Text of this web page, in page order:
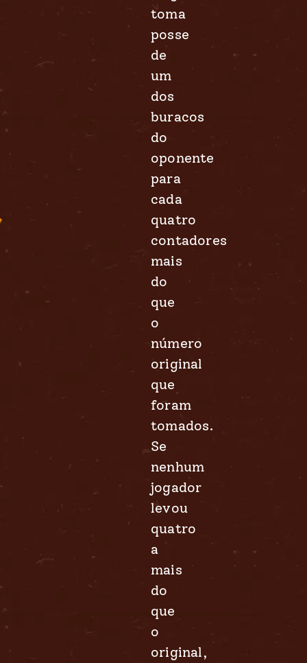
toma
posse
de
um
dos
buracos
do
oponente
para
cada
quatro
contadores
mais
do
que
o
número
original
que
foram
tomados.
Se
nenhum
jogador
levou
quatro
a
mais
do
que
o
original,